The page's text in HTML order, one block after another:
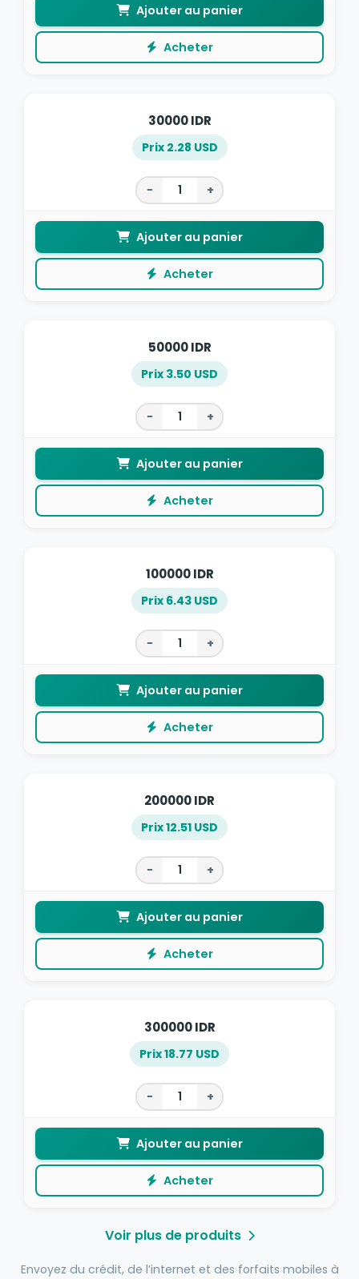
Ajouter au panier
Acheter
30000 IDR
Prix 2.28 USD
− +
Ajouter au panier
Acheter
50000 IDR
Prix 3.50 USD
− +
Ajouter au panier
Acheter
100000 IDR
Prix 6.43 USD
− +
Ajouter au panier
Acheter
200000 IDR
Prix 12.51 USD
− +
Ajouter au panier
Acheter
300000 IDR
Prix 18.77 USD
− +
Ajouter au panier
Acheter
Voir plus de produits
Envoyez du crédit, de l’internet et des forfaits mobiles à